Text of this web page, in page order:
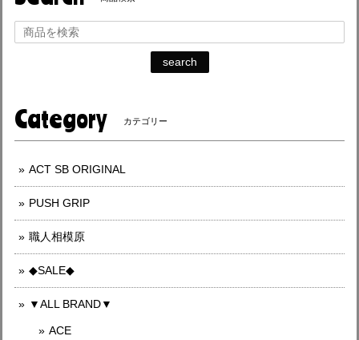
search
Category カテゴリー
ACT SB ORIGINAL
PUSH GRIP
職人相模原
◆SALE◆
▼ALL BRAND▼
ACE